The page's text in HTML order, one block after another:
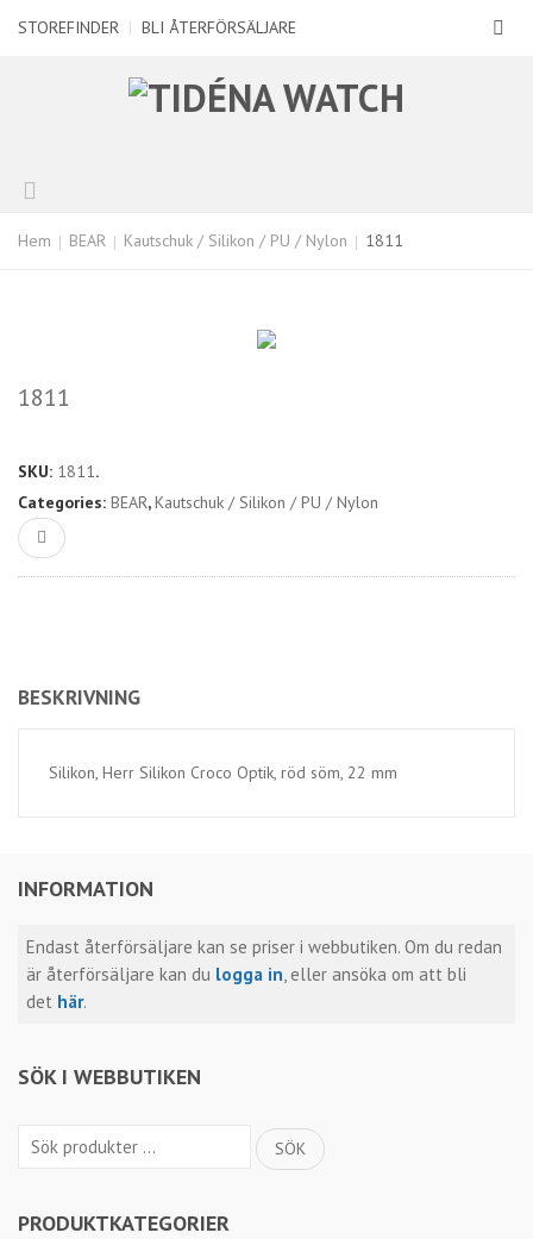
STOREFINDER | BLI ÅTERFÖRSÄLJARE
Hem BEAR Kautschuk / Silikon / PU / Nylon 1811
INFORMATION
Endast återförsäljare kan se priser i webbutiken. Om du redan
är återförsäljare kan du logga in, eller ansöka om att bli
det här.
SÖK I WEBBUTIKEN
Sök
SÖK
PRODUKTKATEGORIER
1811
SKU: 1811.
Categories: BEAR,Kautschuk / Silikon / PU / Nylon
BESKRIVNING
Silikon, Herr Silikon Croco Optik, röd söm, 22 mm